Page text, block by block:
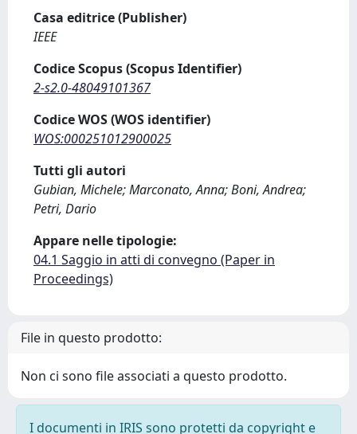
Casa editrice (Publisher)
IEEE
Codice Scopus (Scopus Identifier)
2-s2.0-48049101367
Codice WOS (WOS identifier)
WOS:000251012900025
Tutti gli autori
Gubian, Michele; Marconato, Anna; Boni, Andrea;
Petri, Dario
Appare nelle tipologie:
04.1 Saggio in atti di convegno (Paper in
Proceedings)
File in questo prodotto:
Non ci sono file associati a questo prodotto.
I documenti in IRIS sono protetti da copyright e